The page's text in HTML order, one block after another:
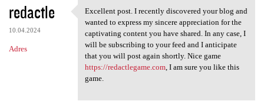
redactle
10.04.2024
Adres
Excellent post. I recently
Excellent post. I recently discovered your blog and
wanted to express my sincere appreciation for the
captivating content you have shared. In any case, I
will be subscribing to your feed and I anticipate
that you will post again shortly. Nice game
https://redactlegame.com, I am sure you like this
game.